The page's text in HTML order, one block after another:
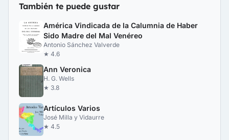
También te puede gustar
América Vindicada de la Calumnia de Haber
Sido Madre del Mal Venéreo
Antonio Sánchez Valverde
★ 4.6
Ann Veronica
H. G. Wells
★ 3.8
Artículos Varios
José Milla y Vidaurre
★ 4.5